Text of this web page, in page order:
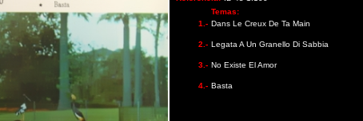
Temas:
1.- Dans Le Creux De Ta Main
2.- Legata A Un Granello Di Sabbia
3.- No Existe El Amor
4.- Basta